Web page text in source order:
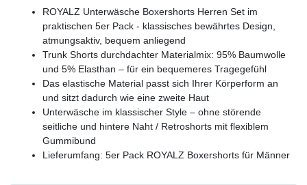
ROYALZ Unterwäsche Boxershorts Herren Set im
praktischen 5er Pack - klassisches bewährtes Design,
atmungsaktiv, bequem anliegend
Trunk Shorts durchdachter Materialmix: 95% Baumwolle
und 5% Elasthan – für ein bequemeres Tragegefühl
Das elastische Material passt sich Ihrer Körperform an
und sitzt dadurch wie eine zweite Haut
Unterwäsche im klassischer Style – ohne störende
seitliche und hintere Naht / Retroshorts mit flexiblem
Gummibund
Lieferumfang: 5er Pack ROYALZ Boxershorts für Männer